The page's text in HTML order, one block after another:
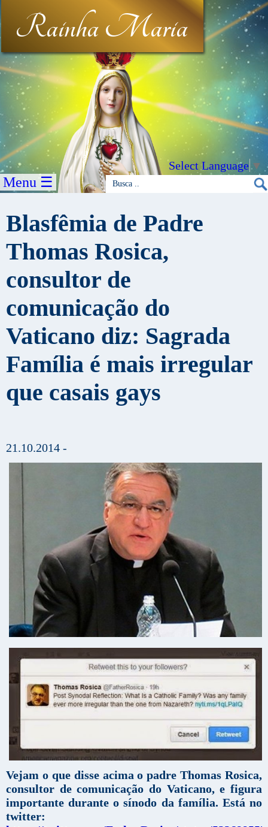
Rainha Maria
Select Language ▼
Menu ☰
Blasfêmia de Padre
Thomas Rosica,
consultor de
comunicação do
Vaticano diz: Sagrada
Família é mais irregular
que casais gays
21.10.2014 -
Vejam o que disse acima o padre Thomas Rosica,
consultor de comunicação do Vaticano, e figura
importante durante o sínodo da família. Está no
twitter: